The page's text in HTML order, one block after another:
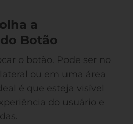
a
Botão
o botão. Pode ser no
ou em uma área
é que esteja visível
do usuário e